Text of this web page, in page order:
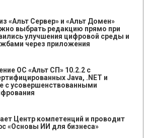
«Альт Сервер» и «Альт Домен»
выбрать редакцию прямо при
улучшения цифровой среды и
через приложения
ОС «Альт СП» 10.2.2 с
Java, .NET и
с усовершенствованными
Центр компетенций и проводит
«Основы ИИ для бизнеса»